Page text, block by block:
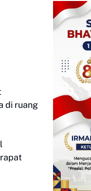
di ruang